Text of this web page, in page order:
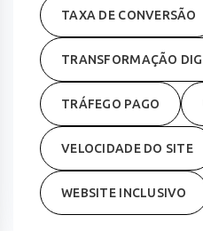
TAXA DE CONVERSÃO
TRANSFORMAÇÃO
TRÁFEGO PAGO
VELOCIDADE DO SITE
WEBSITE INCLUSIVO